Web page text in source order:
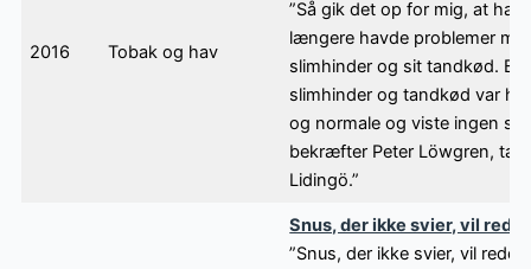
2016 Tobak og hav
”Så gik det op for mig, at han
længere havde problemer
slimhinder og sit tandkød.
slimhinder og tandkød var
og normale og viste ingen
bekræfter Peter Löwgren,
Lidingö.”
Snus, der ikke svier, vil
”Snus, der ikke svier, vil